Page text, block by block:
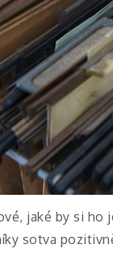
jaké by si
sotva